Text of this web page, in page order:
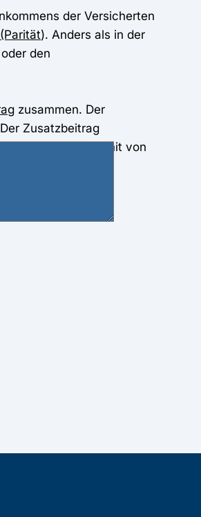
der Versicherten
(Parität). Anders als in der
den
zusammen. Der
Zusatzbeitrag
sich somit von